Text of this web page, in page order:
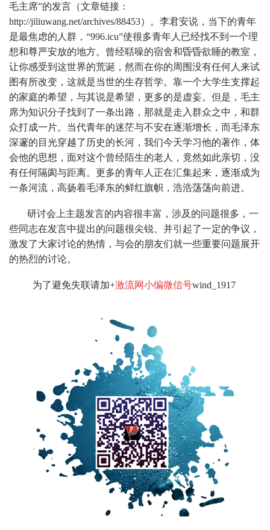
毛主席”的发言（文章链接：
http://jiliuwang.net/archives/88453）。李君安说，当下的青年
是最焦虑的人群，“996.icu”使很多青年人已经找不到一个理
想和尊严安放的地方。曾经聒噪的宿舍和昏昏欲睡的教室，
让你感受到这世界的荒诞，然而在你的周围没有任何人来试
图有所改变，这就是当世的生存哲学。靠一个大学生支撑起
的家庭的希望，与其说是希望，更多的是虚妄。但是，毛主
席为知识分子找到了一条出路，那就是走入群众之中，和群
众打成一片。当代青年的迷茫与不安在逐渐增长，而毛泽东
深邃的目光穿越了历史的长河，我们今天学习他的著作，体
会他的思想，面对这个曾经陌生的老人，竟然如此亲切，没
有任何隔阂与距离。更多的青年人正在汇集起来，逐渐成为
一条河流，高扬着毛泽东的鲜红旗帜，浩浩荡荡向前进。
研讨会上主题发言的内容很丰富，涉及的问题很多，一
些同志在发言中提出的问题很尖锐、并引起了一定的争议，
激发了大家讨论的热情，与会的朋友们就一些重要问题展开
的热烈的讨论。
为了避免失联请加+激流网小编微信号wind_1917